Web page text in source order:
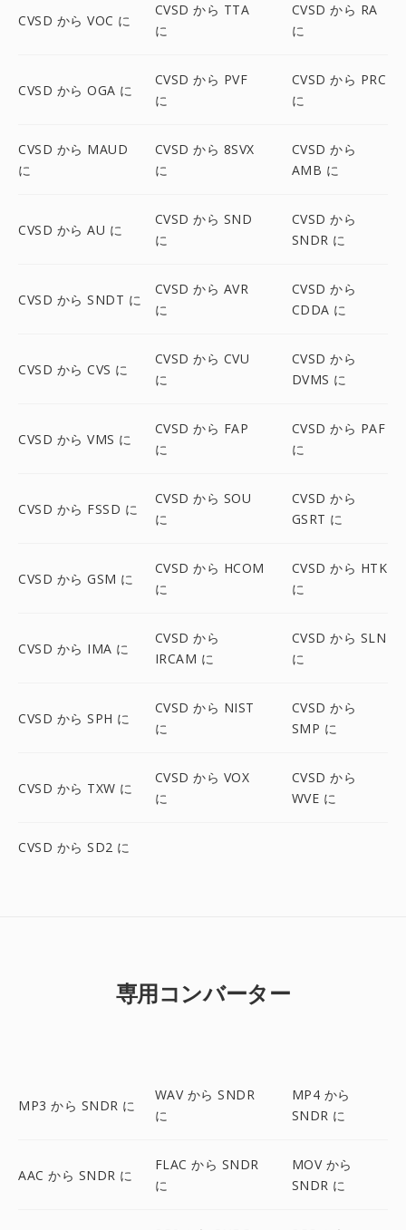
CVSD から VOC に
CVSD から TTA
に
CVSD から RA
に
CVSD から OGA に
CVSD から PVF
に
CVSD から PRC
に
CVSD から MAUD
に
CVSD から 8SVX
に
CVSD から
AMB に
CVSD から AU に
CVSD から SND
に
CVSD から
SNDR に
CVSD から SNDT に
CVSD から AVR
に
CVSD から
CDDA に
CVSD から CVS に
CVSD から CVU
に
CVSD から
DVMS に
CVSD から VMS に
CVSD から FAP
に
CVSD から PAF
に
CVSD から FSSD に
CVSD から SOU
に
CVSD から
GSRT に
CVSD から GSM に
CVSD から HCOM
に
CVSD から HTK
に
CVSD から IMA に
CVSD から
IRCAM に
CVSD から SLN
に
CVSD から SPH に
CVSD から NIST
に
CVSD から
SMP に
CVSD から TXW に
CVSD から VOX
に
CVSD から
WVE に
CVSD から SD2 に
専用コンバーター
MP3 から SNDR に
WAV から SNDR
に
MP4 から
SNDR に
AAC から SNDR に
FLAC から SNDR
に
MOV から
SNDR に